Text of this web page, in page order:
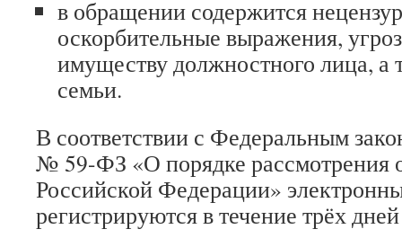
в обращении содержится
оскорбительные выражения,
имуществу должностного лица, а
семьи.
В соответствии с Федеральным
№ 59-ФЗ «О порядке рассмотрения
Российской Федерации»
регистрируются в течение трёх